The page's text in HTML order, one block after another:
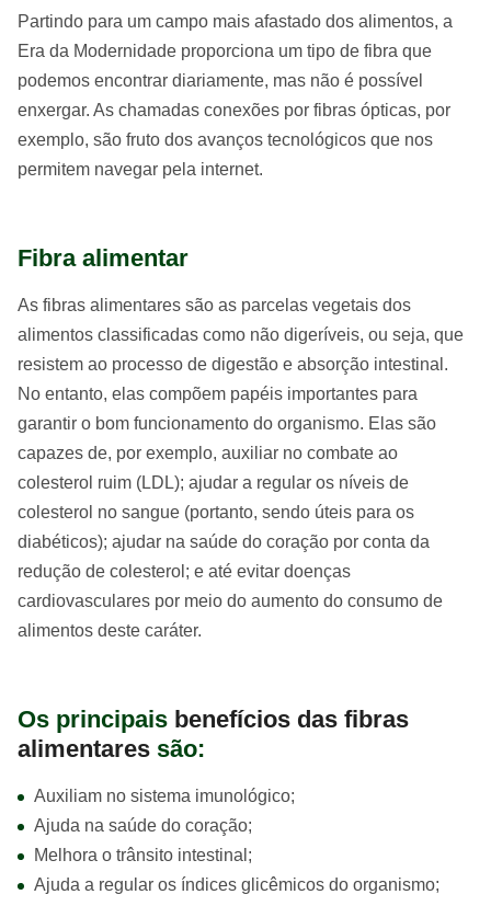
Partindo para um campo mais afastado dos alimentos, a
Era da Modernidade proporciona um tipo de fibra que
podemos encontrar diariamente, mas não é possível
enxergar. As chamadas conexões por fibras ópticas, por
exemplo, são fruto dos avanços tecnológicos que nos
permitem navegar pela internet.
Fibra alimentar
As fibras alimentares são as parcelas vegetais dos
alimentos classificadas como não digeríveis, ou seja, que
resistem ao processo de digestão e absorção intestinal.
No entanto, elas compõem papéis importantes para
garantir o bom funcionamento do organismo. Elas são
capazes de, por exemplo, auxiliar no combate ao
colesterol ruim (LDL); ajudar a regular os níveis de
colesterol no sangue (portanto, sendo úteis para os
diabéticos); ajudar na saúde do coração por conta da
redução de colesterol; e até evitar doenças
cardiovasculares por meio do aumento do consumo de
alimentos deste caráter.
Os principais benefícios das fibras
alimentares são:
Auxiliam no sistema imunológico;
Ajuda na saúde do coração;
Melhora o trânsito intestinal;
Ajuda a regular os índices glicêmicos do organismo;